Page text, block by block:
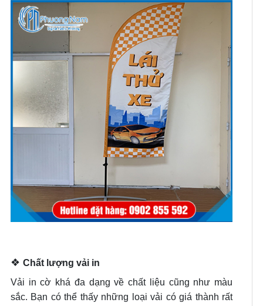
❖ Chất lượng vải in
Vải in cờ khá đa dạng về chất liệu cũng như màu
sắc. Bạn có thể thấy những loại vải có giá thành rất